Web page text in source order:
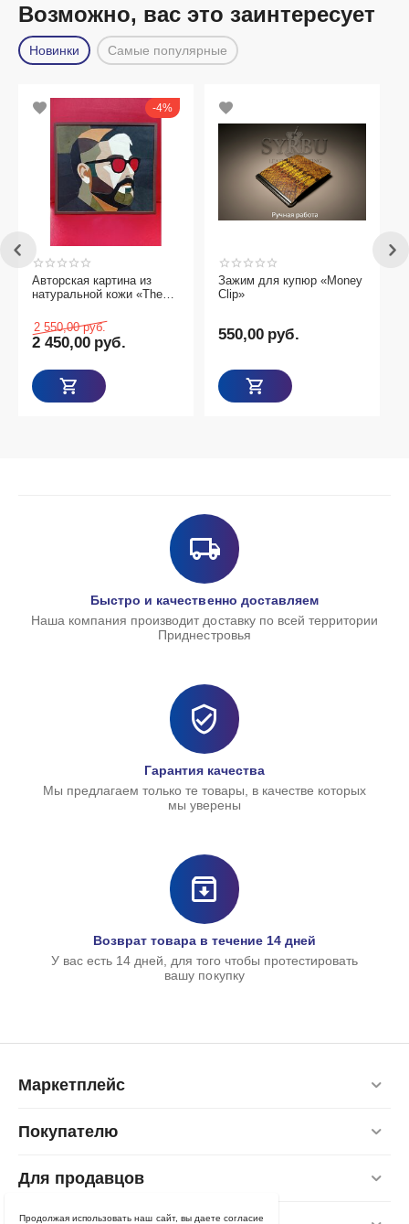
Возможно, вас это заинтересует
Новинки Самые популярные
4%
Авторская картина из
натуральной кожи «The
2 550,00 руб.
2 450,00 руб.
Зажим для купюр «Money
Clip»
550,00 руб.
Быстро и качественно доставляем
Наша компания производит доставку по всей территории
Приднестровья
Гарантия качества
Мы предлагаем только те товары, в качестве которых
мы уверены
Возврат товара в течение 14 дней
У вас есть 14 дней, для того чтобы протестировать
вашу покупку
Маркетплейс
Покупателю
Для продавцов
Продолжая использовать наш сайт, вы даете согласие